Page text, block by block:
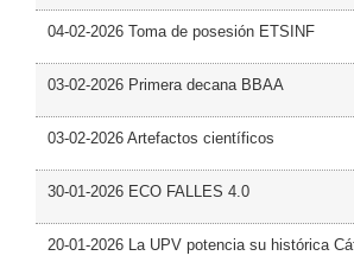
04-02-2026 Toma de posesión ETSINF
03-02-2026 Primera decana BBAA
03-02-2026 Artefactos científicos
30-01-2026 ECO FALLES 4.0
20-01-2026 La UPV potencia su histórica